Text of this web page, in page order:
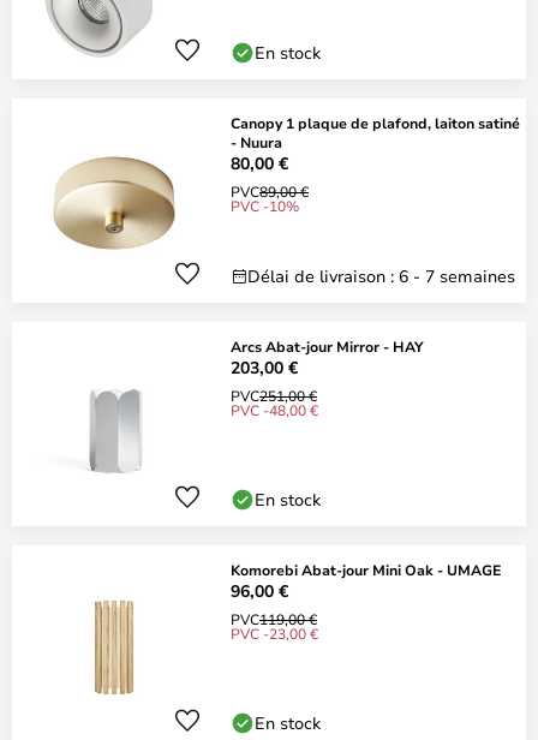
En stock
Canopy 1 plaque de plafond, laiton satiné
- Nuura
80,00 €
PVC89,00 €
PVC -10%
Délai de livraison : 6 - 7 semaines
Arcs Abat-jour Mirror - HAY
203,00 €
PVC251,00 €
PVC -48,00 €
En stock
Komorebi Abat-jour Mini Oak - UMAGE
96,00 €
PVC119,00 €
PVC -23,00 €
En stock